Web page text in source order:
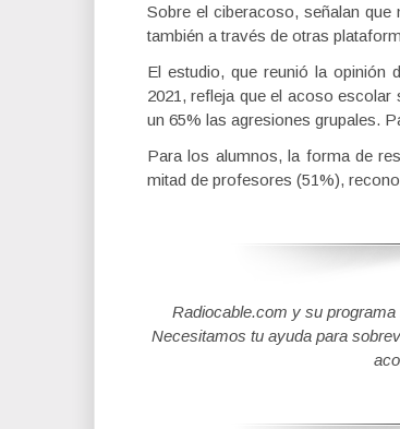
Sobre el ciberacoso, señalan
también a través de otras
El estudio, que reunió la opinión
2021, refleja que el acoso escolar
un 65% las agresiones grupales.
Para los alumnos, la forma de
mitad de profesores (51%),
Radiocable.com y su
Necesitamos tu ayuda para